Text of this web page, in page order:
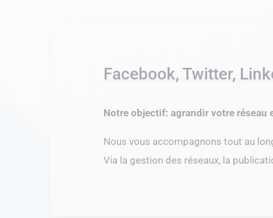
Facebook, Twitter,
Notre objectif: agrandir votre réseau
Nous vous accompagnons tout au
Via la gestion des réseaux, la